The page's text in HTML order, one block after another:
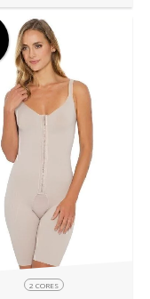
2 CORES